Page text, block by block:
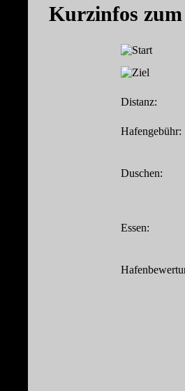
Kurzinfos zum
Distanz:
Hafengebühr:
Duschen:
Essen: